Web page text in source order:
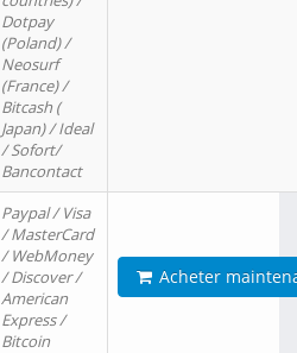
Dotpay
(Poland) /
Neosurf
(France) /
Bitcash (
Japan) / Ideal
/ Sofort/
Bancontact
Paypal / Visa
/ MasterCard
/ WebMoney
/ Discover /
American
Express /
Bitcoin
Acheter